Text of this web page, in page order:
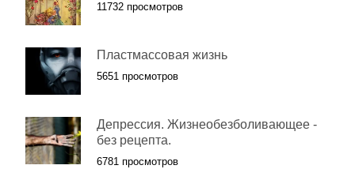
11732 просмотров
Пластмассовая жизнь
5651 просмотров
Депрессия. Жизнеобезболивающее -
без рецепта.
6781 просмотров